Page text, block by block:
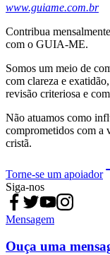
www.guiame.com.br
Contribua mensalmente
com o GUIA-ME.
Somos um meio de
com clareza e
revisão criteriosa e
Não atuamos como
comprometidos com a
cristã.
Torne-se um apoiador
Siga-nos
Mensagem
Ouça uma